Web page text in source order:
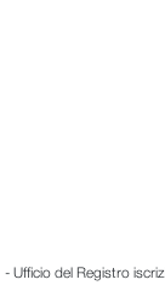
del Registro